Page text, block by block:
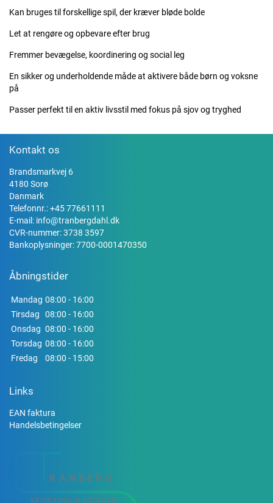
Kan bruges til forskellige spil, der kræver bløde bolde
Let at rengøre og opbevare efter brug
Fremmer bevægelse, koordinering og social leg
En sikker og underholdende måde at aktivere både børn og voksne
på
Passer perfekt til en aktiv livsstil med fokus på sjov og tryghed
Kontakt os
Brandsmarkvej 6
4180 Sorø
Danmark
Telefonnr.:+45 77661111
E-mail: info@tranbergdahl.dk
CVR-nummer: 3738 3597
Bankoplysninger: 7700-0001470350
Åbningstider
Mandag 08:00 - 16:00
Tirsdag
08:00 - 16:00
Onsdag 08:00 - 16:00
Torsdag 08:00 - 16:00
Fredag
08:00 - 15:00
Links
EAN faktura
Handelsbetingelser